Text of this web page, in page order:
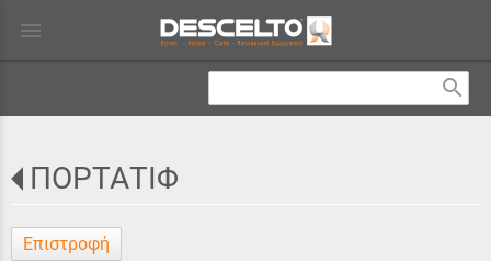
menu
search
ΠΟΡΤΑΤΙΦ
Επιστροφή